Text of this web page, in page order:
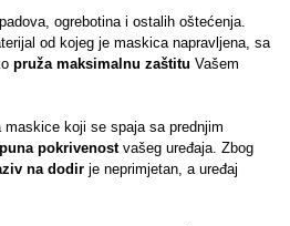
ogrebotina i ostalih oštećenja.
od kojeg je maskica napravljena, sa
pruža maksimalnu zaštitu Vašem
koji se spaja sa prednjim
pokrivenostvašeg uređaja. Zbog
na dodir je neprimjetan, a uređaj
Feel Good
Preklopne maskice